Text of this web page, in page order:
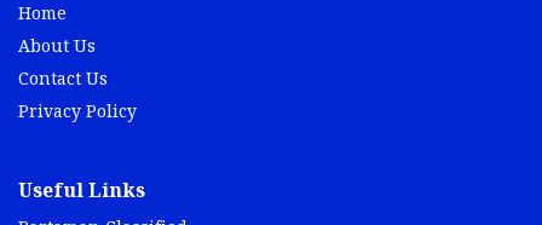
Home
About Us
Contact Us
Privacy Policy
Useful Links